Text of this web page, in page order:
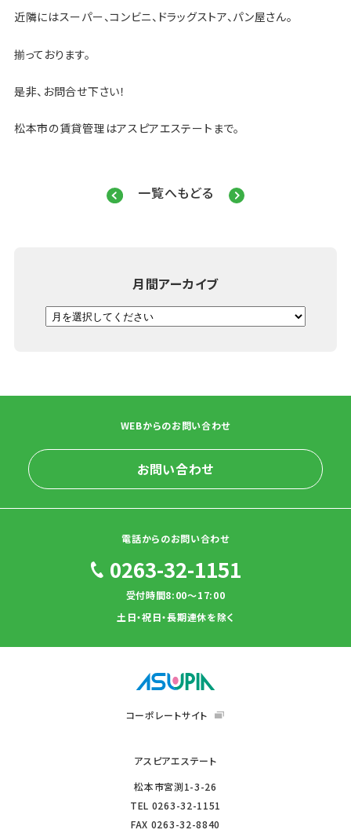
近隣にはスーパー、コンビニ、ドラッグストア、パン屋さん。
揃っております。
是非、お問合せ下さい！
松本市の賃貸管理はアスピアエステートまで。
一覧へもどる
月間アーカイブ
WEBからのお問い合わせ
お問い合わせ
電話からのお問い合わせ
0263-32-1151
受付時間8:00～17:00
土日・祝日・長期連休を除く
コーポレートサイト
アスピアエステート
松本市宮渕1-3-26
TEL 0263-32-1151
FAX 0263-32-8840